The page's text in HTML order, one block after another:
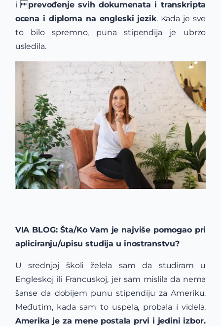
i
prevođenje svih dokumenata i transkripta
ocena i diploma na engleski jezik. Kada je sve
to bilo spremno, puna stipendija je ubrzo
usledila.
VIA BLOG: Šta/Ko Vam je najviše pomogao pri
apliciranju/upisu studija u inostranstvu?
U srednjoj školi želela sam da studiram u
Engleskoj ili Francuskoj, jer sam mislila da nema
šanse da dobijem punu stipendiju za Ameriku.
Međutim, kada sam to uspela, probala i videla,
Amerika je za mene postala prvi i jedini izbor.